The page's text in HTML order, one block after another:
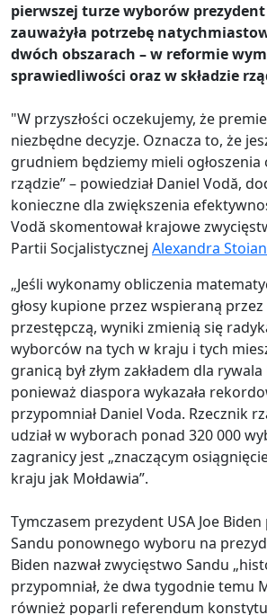
pierwszej turze wyborów
zauważyła potrzebę
dwóch obszarach – w reformie
sprawiedliwości oraz w składzie
"W przyszłości oczekujemy, że
niezbędne decyzje. Oznacza to, że
grudniem będziemy mieli ogłoszenia
rządzie” – powiedział Daniel Vodă,
konieczne dla zwiększenia
Vodă skomentował krajowe
Partii Socjalistycznej Alexandra
„Jeśli wykonamy obliczenia
głosy kupione przez wspieraną
przestępczą, wyniki zmienią się
wyborców na tych w kraju i tych
granicą był złym zakładem dla
ponieważ diaspora wykazała
przypomniał Daniel Voda. Rzecznik
udział w wyborach ponad 320 000
zagranicy jest „znaczącym
kraju jak Mołdawia”.
Tymczasem prezydent USA Joe
Sandu ponownego wyboru na
Biden nazwał zwycięstwo Sandu
przypomniał, że dwa tygodnie temu
również poparli referendum